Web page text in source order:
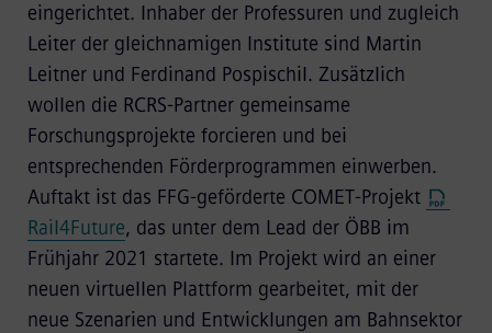
eingerichtet. Inhaber der Professuren und zugleich
Leiter der gleichnamigen Institute sind Martin
Leitner und Ferdinand Pospischil. Zusätzlich
wollen die RCRS-Partner gemeinsame
Forschungsprojekte forcieren und bei
entsprechenden Förderprogrammen einwerben.
Auftakt ist das FFG-geförderte COMET-Projekt
Rail4Future, das unter dem Lead der ÖBB im
Frühjahr 2021 startete. Im Projekt wird an einer
neuen virtuellen Plattform gearbeitet, mit der
neue Szenarien und Entwicklungen am Bahnsektor